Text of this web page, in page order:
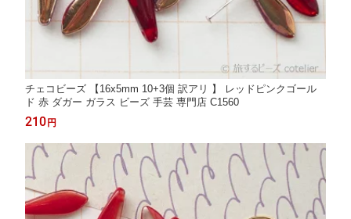
チェコビーズ 【16x5mm 10+3個 訳アリ 】 レッドピンクゴール
ド 赤 ダガー ガラス ビーズ 手芸 専門店 C1560
210 円